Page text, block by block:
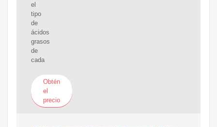
el
tipo
de
ácidos
grasos
de
cada
Obtén
el
precio